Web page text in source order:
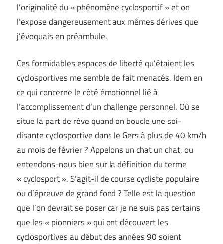
l’originalité du « phénomène cyclosportif » et on
l’expose dangereusement aux mêmes dérives que
j’évoquais en préambule.
Ces formidables espaces de liberté qu’étaient les
cyclosportives me semble de fait menacés. Idem en
ce qui concerne le côté émotionnel lié à
l’accomplissement d’un challenge personnel. Où se
situe la part de rêve quand on boucle une soi-
disante cyclosportive dans le Gers à plus de 40 km/h
au mois de février ? Appelons un chat un chat, ou
entendons-nous bien sur la définition du terme
« cyclosport ». S’agit-il de course cycliste populaire
ou d’épreuve de grand fond ? Telle est la question
que l’on devrait se poser car je ne suis pas certains
que les « pionniers » qui ont découvert les
cyclosportives au début des années 90 soient